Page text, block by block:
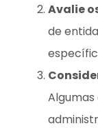
Avalie
de